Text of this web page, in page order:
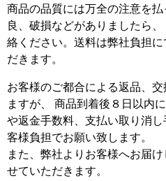
商品の品質には万全の注意を
良、破損などがありましたら
絡ください。送料は弊社負担
だきます。
お客様のご都合による返品、
ますが、
商品到着後８日以内
や返金手数料、支払い取り消
客様負担でお願い致します。
また、弊社よりお客様へお届
せていただきます。